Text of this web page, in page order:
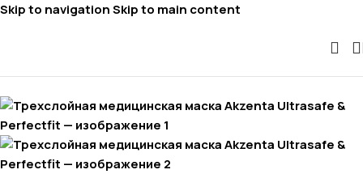
Skip to navigationSkip to main content